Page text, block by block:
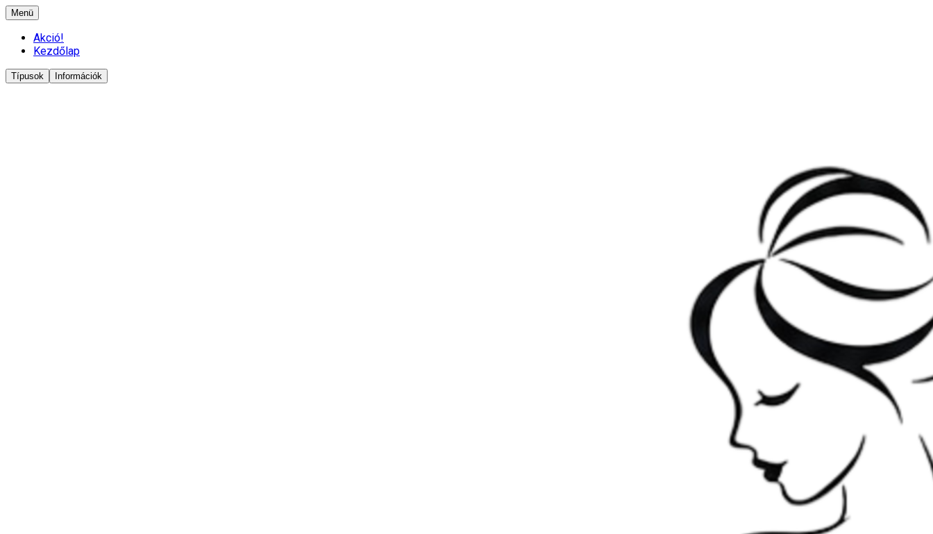
Menü
Akció!
Kezdőlap
Típusok Információk